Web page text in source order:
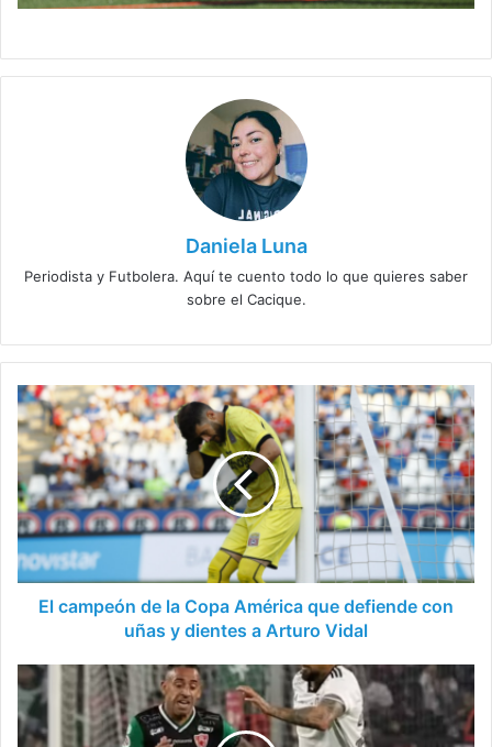
Daniela Luna
Periodista y Futbolera. Aquí te cuento todo lo que quieres saber
sobre el Cacique.
El
campeón
de
la
Copa
América
que
defiende
con
uñas
a
Arturo
Vidal
El campeón de la Copa América que defiende con
uñas y dientes a Arturo Vidal
Verdadero
sueldo
de